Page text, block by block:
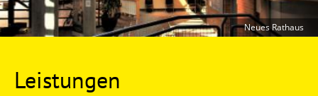
Leistungen
Neues Rathaus